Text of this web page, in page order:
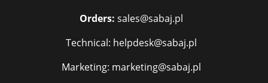
Orders: sales@sabaj.pl
Technical: helpdesk@sabaj.pl
Marketing: marketing@sabaj.pl